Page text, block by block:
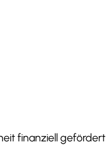
finanziell gefördert